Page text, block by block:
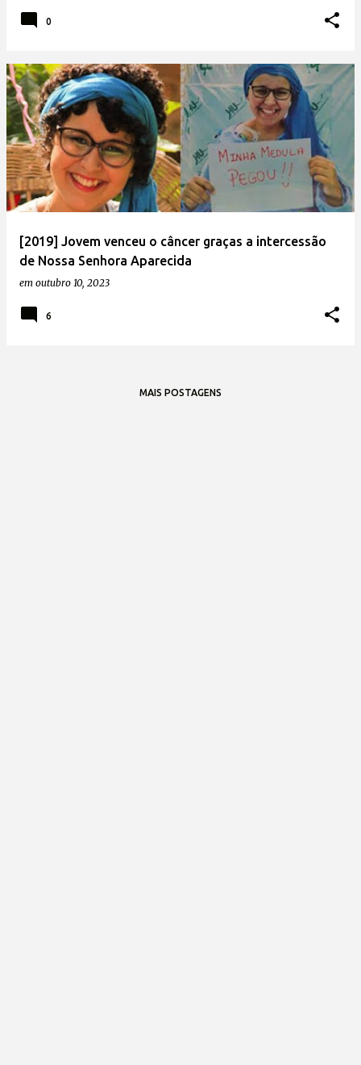
0
[2019] Jovem venceu o câncer graças a intercessão
de Nossa Senhora Aparecida
em outubro 10, 2023
6
MAIS POSTAGENS